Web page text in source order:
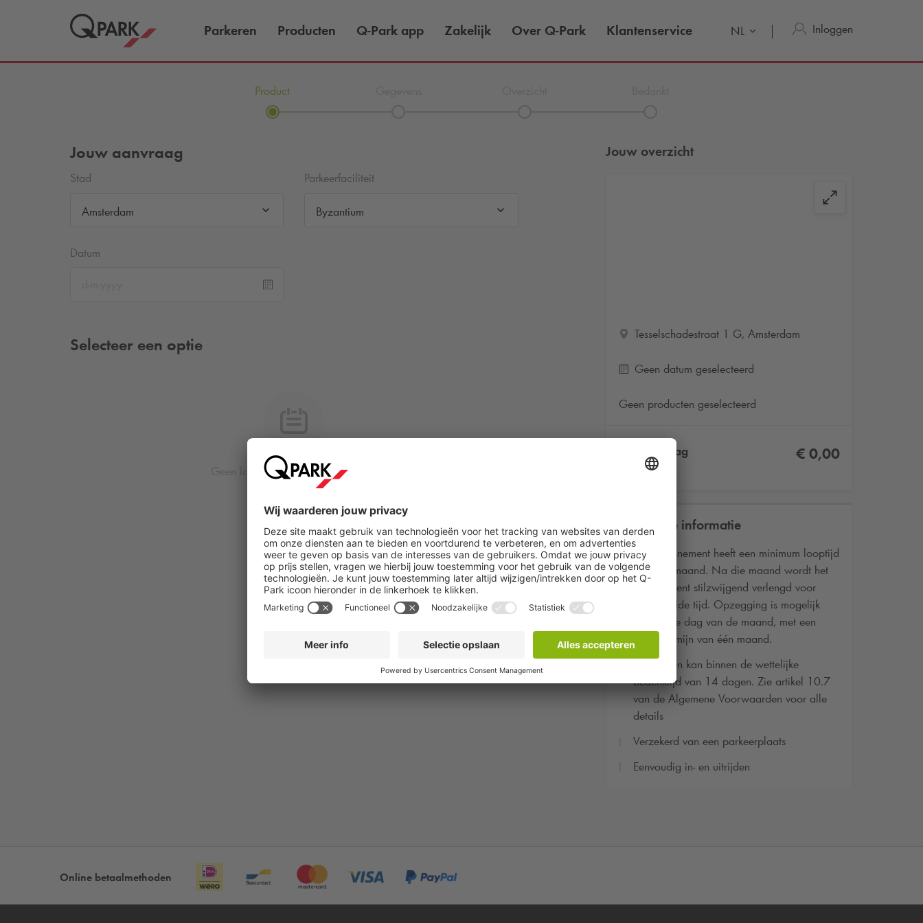
Parkeren Producten Q-Park app Zakelijk Over Q-Park Klantenservice NL Inloggen
Product
Jouw overzicht
Tesselschadestraat 1 G, Amsterdam
Geen datum geselecteerd
Geen producten geselecteerd
Totaalbedrag
Incl. BTW
€ 0,00
Praktische informatie
Het abonnement heeft een minimum looptijd
van één maand. Na die maand wordt het
abonnement stilzwijgend verlengd voor
onbepaalde tijd. Opzegging is mogelijk
tegen elke dag van de maand, met een
opzegtermijn van één maand.
Herroepen kan binnen de wettelijke
bedenktijd van 14 dagen. Zie artikel 10.7
van de Algemene Voorwaarden voor alle
details
Verzekerd van een parkeerplaats
Eenvoudig in- en uitrijden
Jouw aanvraag
Stad
Amsterdam
Parkeerfaciliteit
Byzantium
Datum
Selecteer een optie
Geen locatie of datum geselecteerd
Online betaalmethoden